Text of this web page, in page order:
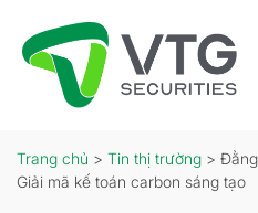
Trang chủ > Tin thị trường >
Giải mã kế toán carbon sáng tạo